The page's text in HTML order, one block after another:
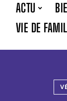
ACTU
VIE DE